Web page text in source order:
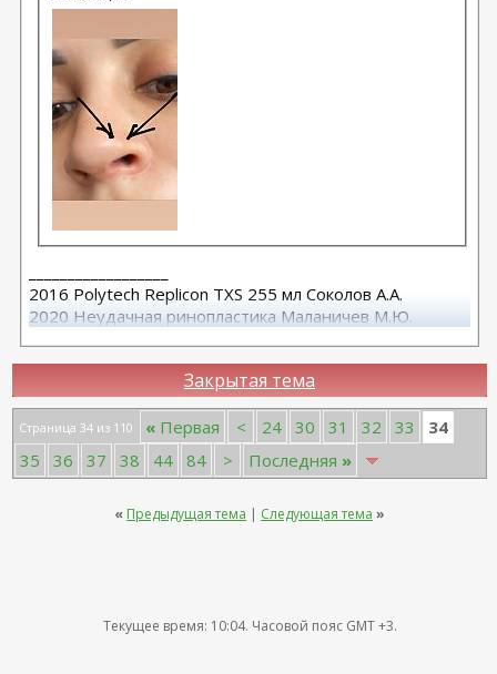
2016 Polytech Replicon TXS 255 мл Соколов А.А.
2020 Неудачная ринопластика Маланичев М.Ю.
Закрытая тема
Страница 34 из 110 « Первая < 24 30 31 32 33
34
35
36 37 38 44 84 > Последняя »
« Предыдущая тема | Следующая тема »
Текущее время: 10:04. Часовой пояс GMT +3.